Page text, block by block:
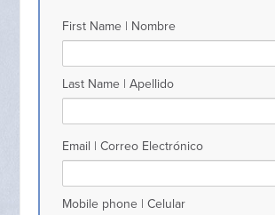
First Name | Nombre
Last Name | Apellido
Email | Correo Electrónico
Mobile phone | Celular